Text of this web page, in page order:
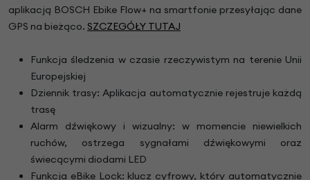
aplikacją BOSCH Ebike Flow+ na smartfonie przesyłając dane
GPS na bieżąco. SZCZEGÓŁY TUTAJ
Funkcja śledzenia w czasie rzeczywistym na terenie Unii
Europejskiej
Dziennik trasy: Aplikacja automatycznie rejestruje każdą
trasę
Alarm dźwiękowy i wizualny: w momencie niewielkich
ruchów, ostrzega sygnałami dźwiękowymi oraz
świecącymi diodami LED
Funkcja eBike Lock: klucz cyfrowy, który automatycznie